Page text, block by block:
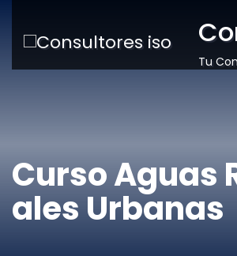
Tu
Curso Aguas
ales Urbanas